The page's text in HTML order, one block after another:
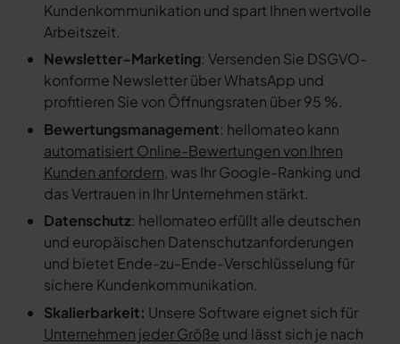
Kundenkommunikation und spart Ihnen wertvolle
Arbeitszeit.
Newsletter-Marketing: Versenden Sie DSGVO-
konforme Newsletter über WhatsApp und
profitieren Sie von Öffnungsraten über 95 %.
Bewertungsmanagement: hellomateo kann
automatisiert Online-Bewertungen von Ihren
Kunden anfordern, was Ihr Google-Ranking und
das Vertrauen in Ihr Unternehmen stärkt.
Datenschutz: hellomateo erfüllt alle deutschen
und europäischen Datenschutzanforderungen
und bietet Ende-zu-Ende-Verschlüsselung für
sichere Kundenkommunikation.
Skalierbarkeit: Unsere Software eignet sich für
Unternehmen jeder Größe und lässt sich je nach